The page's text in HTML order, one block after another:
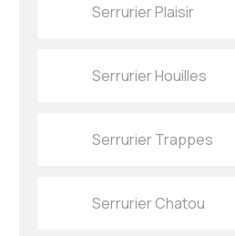
Serrurier Plaisir
Serrurier Houilles
Serrurier Trappes
Serrurier Chatou